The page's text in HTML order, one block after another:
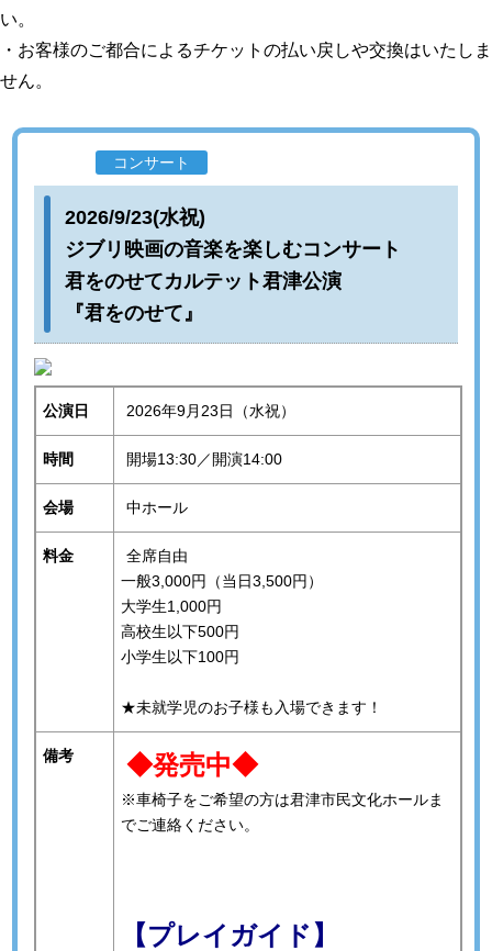
い。
・お客様のご都合によるチケットの払い戻しや交換はいたしま
せん。
コンサート
2026/9/23(水祝)
ジブリ映画の音楽を楽しむコンサート
君をのせてカルテット君津公演
『君をのせて』
公演日 2026年9月23日（水祝）
時間 開場13:30／開演14:00
会場 中ホール
料金
全席自由
一般3,000円（当日3,500円）
大学生1,000円
高校生以下500円
小学生以下100円
★未就学児のお子様も入場できます！
備考 ◆発売中◆
※車椅子をご希望の方は君津市民文化ホールま
でご連絡ください。
【プレイガイド】